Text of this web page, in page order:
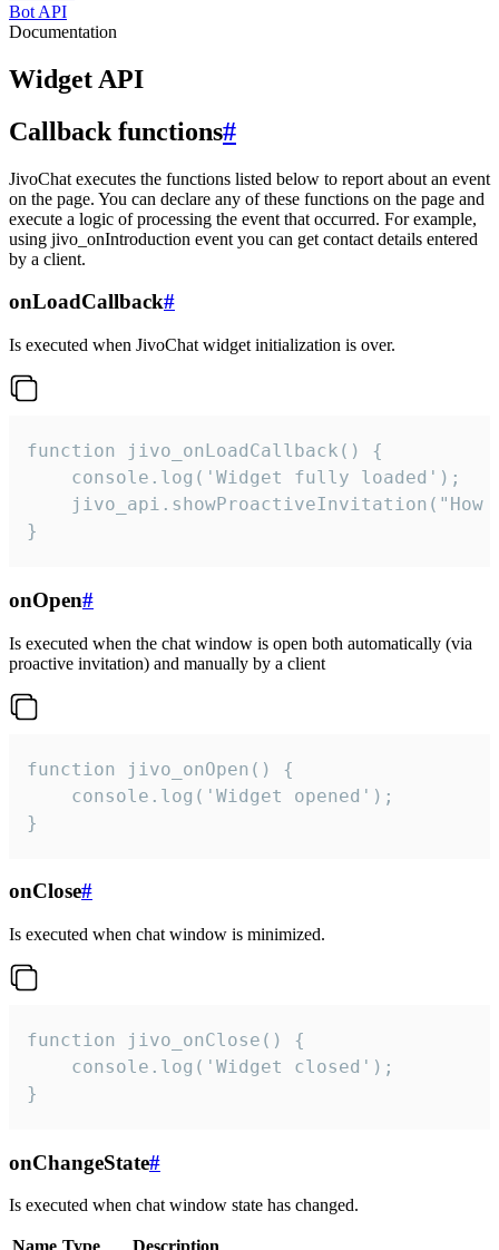
Bot API
Documentation
Widget API
Callback functions#
JivoChat executes the functions listed below to report about an event
on the page. You can declare any of these functions on the page and
execute a logic of processing the event that occurred. For example,
using jivo_onIntroduction event you can get contact details entered
by a client.
onLoadCallback#
Is executed when JivoChat widget initialization is over.
function jivo_onLoadCallback() {
    console.log('Widget fully loaded');
jivo_api.showProactiveInvitation("How
}
onOpen#
Is executed when the chat window is open both automatically (via
proactive invitation) and manually by a client
function jivo_onOpen() {
    console.log('Widget opened');
}
onClose#
Is executed when chat window is minimized.
function jivo_onClose() {
    console.log('Widget closed');
}
onChangeState#
Is executed when chat window state has changed.